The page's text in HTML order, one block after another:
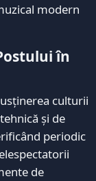
modern
în
culturii
și de
periodic
de